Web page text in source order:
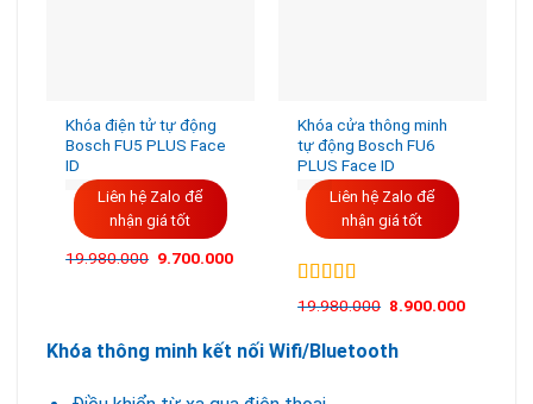
Khóa điện tử tự động
Bosch FU5 PLUS Face
ID
Liên hệ Zalo để
nhận giá tốt
19.980.000 9.700.000
Khóa cửa thông minh
tự động Bosch FU6
PLUS Face ID
Liên hệ Zalo để
nhận giá tốt
Được xếp
19.980.000 8.900.000
Khóa thông minh kết nối Wifi/Bluetooth